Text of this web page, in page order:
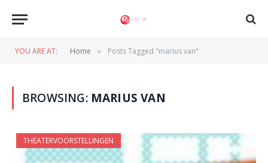
YOU ARE AT: Home » Posts Tagged "marius van"
BROWSING: MARIUS VAN
THEATERVOORSTELLINGEN